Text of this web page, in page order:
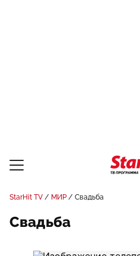
StarHit TV МИР Свадьба
Свадьба